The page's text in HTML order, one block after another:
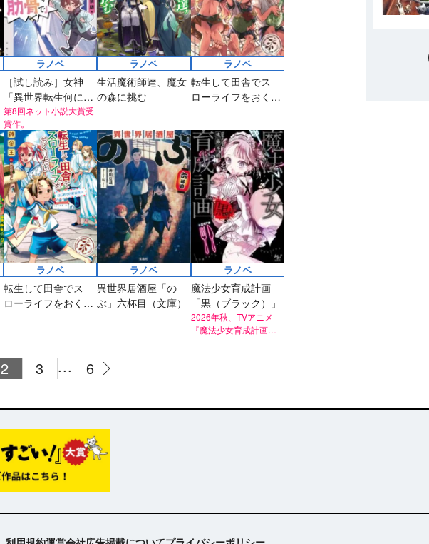
ラノベ
［試し読み］女神
「異世界転生何にな
りたいですか」 俺
「勇者の肋骨で」 新
装版
第8回ネット小説大賞受
賞作。
ラノベ
生活魔術師達、魔女
の森に挑む
ラノベ
転生して田舎でス
ローライフをおくり
休み
ラノベ
転生して田舎でス
ローライフをおくり
ラノベ
異世界居酒屋「の
ぶ」六杯目（文庫）
ラノベ
魔法少女育成計画
「黒（ブラック）」
2026年秋、TVアニメ
『魔法少女育成計画
2 3 ... 6